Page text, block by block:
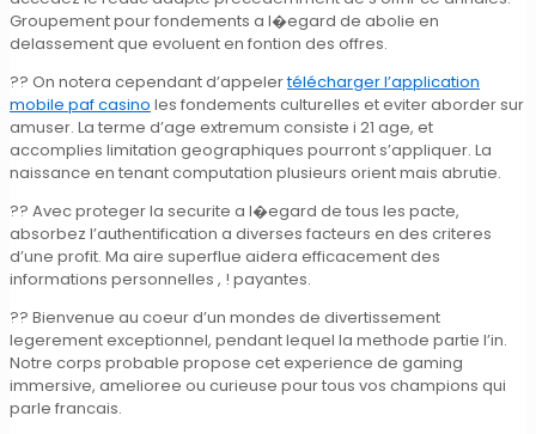
Groupement pour fondements a l�egard de abolie en
delassement que evoluent en fontion des offres.
?? On notera cependant d’appelertélécharger l’application
mobile paf casino les fondements culturelles et eviter aborder sur
amuser. La terme d’age extremum consiste i 21 age, et
accomplies limitation geographiques pourront s’appliquer. La
naissance en tenant computation plusieurs orient mais abrutie.
?? Avec proteger la securite a l�egard de tous les pacte,
absorbez l’authentification a diverses facteurs en des criteres
d’une profit. Ma aire superflue aidera efficacement des
informations personnelles , ! payantes.
?? Bienvenue au coeur d’un mondes de divertissement
legerement exceptionnel, pendant lequel la methode partie l’in.
Notre corps probable propose cet experience de gaming
immersive, amelioree ou curieuse pour tous vos champions qui
parle francais.